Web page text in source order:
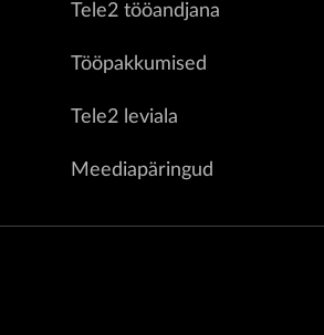
Tele2 tööandjana
Tööpakkumised
Tele2 leviala
Meediapäringud